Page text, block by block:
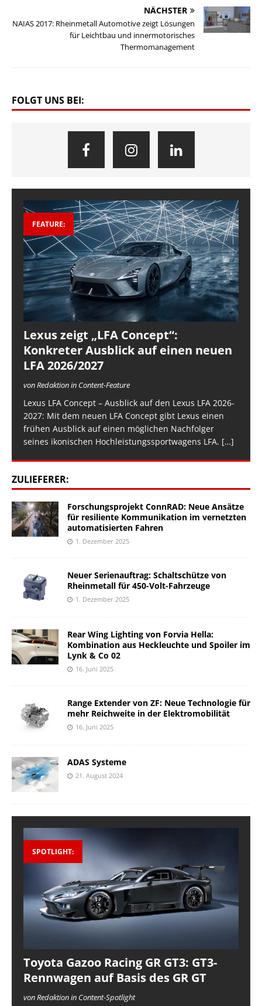
NÄCHSTER
NAIAS 2017: Rheinmetall Automotive zeigt Lösungen
für Leichtbau und innermotorisches
Thermomanagement
FOLGT UNS BEI:
FEATURE:
Lexus zeigt „LFA Concept“:
Konkreter Ausblick auf einen neuen
LFA 2026/2027
von Redaktion in Content-Feature
Lexus LFA Concept – Ausblick auf den Lexus LFA 2026-
2027: Mit dem neuen LFA Concept gibt Lexus einen
frühen Ausblick auf einen möglichen Nachfolger
seines ikonischen Hochleistungssportwagens LFA. […]
ZULIEFERER:
Forschungsprojekt ConnRAD: Neue Ansätze
für resiliente Kommunikation im vernetzten
automatisierten Fahren
1. Dezember 2025
Neuer Serienauftrag: Schaltschütze von
Rheinmetall für 450-Volt-Fahrzeuge
1. Dezember 2025
Rear Wing Lighting von Forvia Hella:
Kombination aus Heckleuchte und Spoiler im
Lynk & Co 02
16. Juni 2025
Range Extender von ZF: Neue Technologie für
mehr Reichweite in der Elektromobilität
16. Juni 2025
ADAS Systeme
21. August 2024
SPOTLIGHT:
Toyota Gazoo Racing GR GT3: GT3-
Rennwagen auf Basis des GR GT
von Redaktion in Content-Spotlight